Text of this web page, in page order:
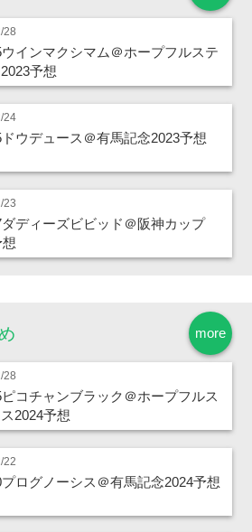
28
インマクシマム＠ホープフルステ
予想
24
ウデュース＠有馬記念2023予想
23
ディーズビビッド＠阪神カップ
想
more
28
コチャンブラック＠ホープフルス
2024予想
22
ログノーシス＠有馬記念2024予想